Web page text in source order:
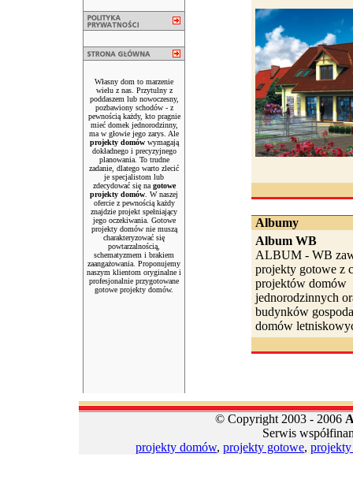
Własny dom to marzenie
wielu z nas. Przytulny z
poddaszem lub nowoczesny,
pozbawiony schodów - z
pewnością każdy, kto pragnie
mieć domek jednorodzinny,
ma w głowie jego zarys. Ale
projekty domówwymagają
dokładnego i precyzyjnego
planowania. To trudne
zadanie, dlatego warto zlecić
je specjalistom lub
zdecydować się na gotowe
projekty domów . W naszej
ofercie z pewnością każdy
znajdzie projekt spełniający
jego oczekiwania. Gotowe
projekty domów nie muszą
charakteryzować się
powtarzalnością,
schematyzmem i brakiem
zaangażowania. Proponujemy
naszym klientom oryginalne i
profesjonalnie przygotowane
gotowe projekty domów.
Albumy
Album WB
ALBUM - WB
projekty gotowe z
projektów domów
jednorodzinnych
budynków
domów
© Copyright 2003 - 2006
Serwis
projekty domów, projekty gotowe,